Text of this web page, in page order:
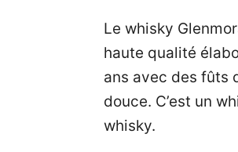
Le whisky
haute qualité
ans avec des fûts
douce. C’est un
whisky.